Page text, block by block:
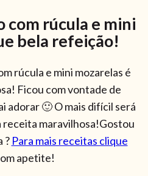
com rúcula e mini
bela refeição!
rúcula e mini mozarelas é
Ficou com vontade de
adorar 🙂 O mais difícil será
maravilhosa!Gostou
? Para mais receitas clique
apetite!